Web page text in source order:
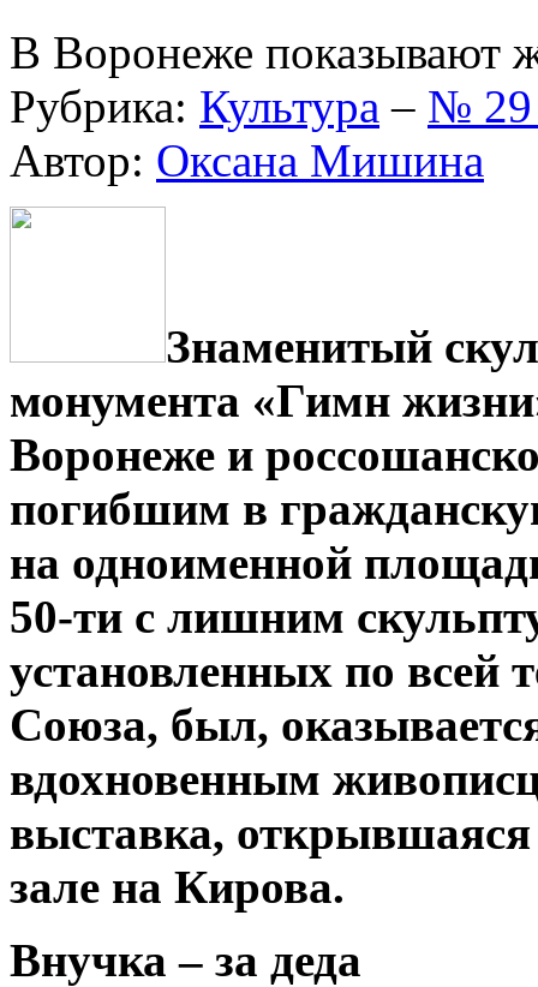
В Воронеже показывают
Рубрика: Культура – № 29
Автор: Оксана Мишина
Знаменитый
монумента «Гимн
Воронеже и
погибшим в
на одноименной
50-ти с лишним
установленных по всей
Союза, был,
вдохновенным
выставка,
зале на Кирова.
Внучка – за деда